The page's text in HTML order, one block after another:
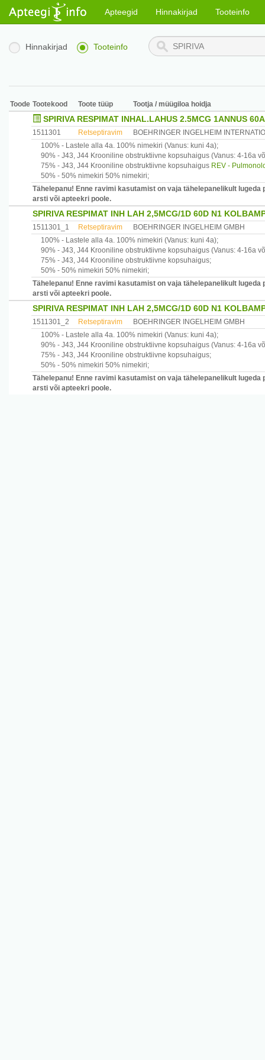
Apteegid Hinnakirjad Tooteinfo
Hinnakirjad Tooteinfo
Toode Tootekood Toote tüüp Tootja / müügiloa hoidja
SPIRIVA RESPIMAT INHAL.LAHUS 2.5MCG 1ANNUS
1511301 Retseptiravim
BOEHRINGER INGELHEIM
100% - Lastele alla 4a. 100% nimekiri (Vanus: kuni 4a);
90% - J43, J44 Krooniline obstruktiivne kopsuhaigus (Vanus: 4-16a
75% - J43, J44 Krooniline obstruktiivne kopsuhaigus REV -
50% - 50% nimekiri 50% nimekiri;
Tähelepanu! Enne ravimi kasutamist on vaja tähelepanelikult
arsti või apteekri poole.
SPIRIVA RESPIMAT INH LAH 2,5MCG/1D 60D N1
1511301_1 Retseptiravim
BOEHRINGER INGELHEIM GMBH
100% - Lastele alla 4a. 100% nimekiri (Vanus: kuni 4a);
90% - J43, J44 Krooniline obstruktiivne kopsuhaigus (Vanus: 4-16a
75% - J43, J44 Krooniline obstruktiivne kopsuhaigus;
50% - 50% nimekiri 50% nimekiri;
Tähelepanu! Enne ravimi kasutamist on vaja tähelepanelikult
arsti või apteekri poole.
SPIRIVA RESPIMAT INH LAH 2,5MCG/1D 60D N1
1511301_2 Retseptiravim
BOEHRINGER INGELHEIM GMBH
100% - Lastele alla 4a. 100% nimekiri (Vanus: kuni 4a);
90% - J43, J44 Krooniline obstruktiivne kopsuhaigus (Vanus: 4-16a
75% - J43, J44 Krooniline obstruktiivne kopsuhaigus;
50% - 50% nimekiri 50% nimekiri;
Tähelepanu! Enne ravimi kasutamist on vaja tähelepanelikult
arsti või apteekri poole.